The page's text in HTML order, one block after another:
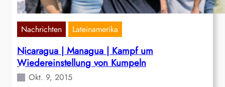
Nachrichten Lateinamerika
Nicaragua | Managua | Kampf um
Wiedereinstellung von Kumpeln
Okt. 9, 2015